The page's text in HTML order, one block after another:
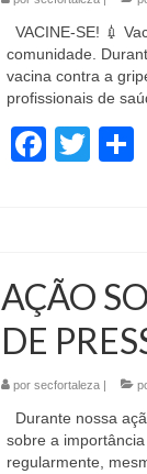
VACINE-SE! 💉
comunidade.
vacina contra a
profissionais de
AÇÃO
DE
por secfortaleza|
Durante nossa
sobre a
regularmente,